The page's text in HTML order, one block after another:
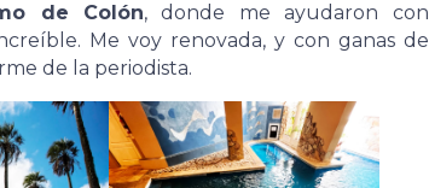
de Colón, donde me ayudaron con
Me voy renovada, y con ganas de
de la periodista.